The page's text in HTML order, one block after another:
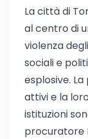
La città di
al centro di
violenza
sociali e
esplosive.
attivi e la
istituzioni
procuratore